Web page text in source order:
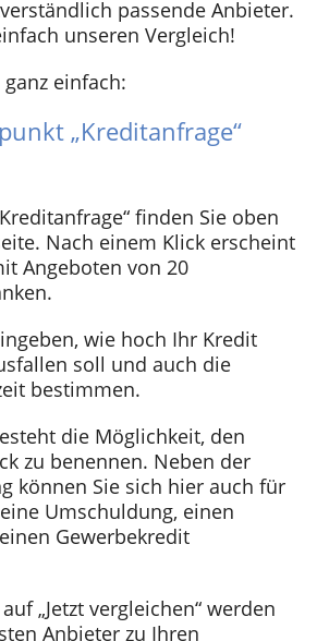
passende Anbieter.
unseren Vergleich!
einfach:
„Kreditanfrage“
finden Sie oben
Nach einem Klick erscheint
Angeboten von 20
wie hoch Ihr Kredit
soll und auch die
bestimmen.
die Möglichkeit, den
zu benennen. Neben der
können Sie sich hier auch für
Umschuldung, einen
Gewerbekredit
„Jetzt vergleichen“ werden
Anbieter zu Ihren